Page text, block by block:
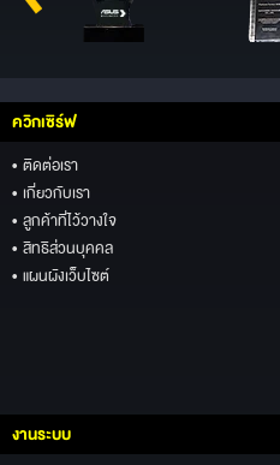
ควิกเซิร์ฟ
• ติดต่อเรา
• เกี่ยวกับเรา
• ลูกค้าที่ไว้วางใจ
• สิทธิส่วนบุคคล
• แผนผังเว็บไซต์
งานระบบ